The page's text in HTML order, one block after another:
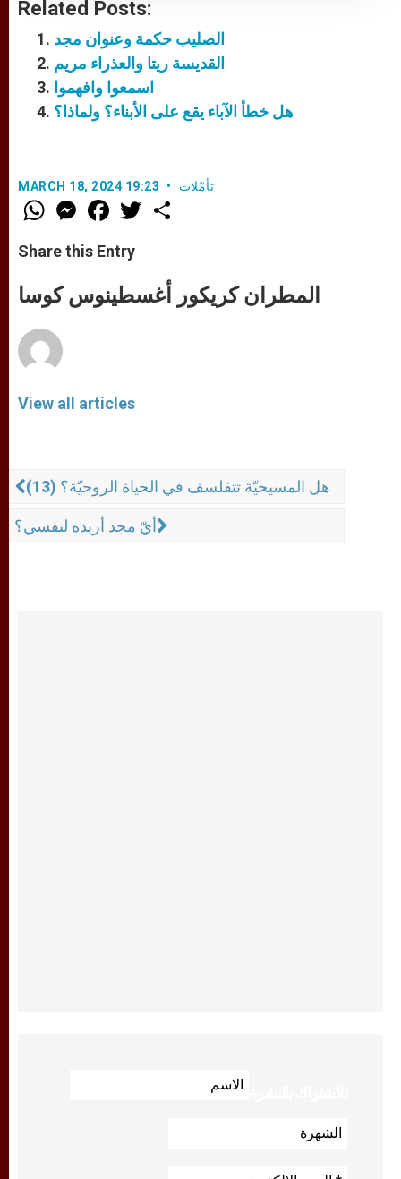
Related Posts:
الصليب حكمة وعنوان مجد
القديسة ريتا والعذراء مريم
اسمعوا وافهموا
هل خطأ الآباء يقع على الأبناء؟ ولماذا؟
MARCH 18, 2024 19:23 تأمّلات
W
h
t
s
p
p
M
e
s
e
e
F
a
e
b
o
k
w
Share this Entry
المطران كريكور أغسطينوس كوسا
View all articles
هل المسيحيّة تتفلسف في الحياة الروحيّة؟ (13)
أيّ مجد أريده لنفسي؟